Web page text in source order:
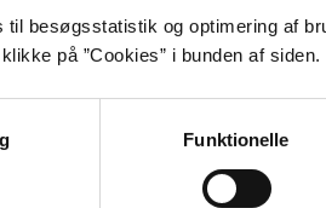
til besøgsstatistik og optimering af
på ”Cookies” i bunden af
Funktionelle